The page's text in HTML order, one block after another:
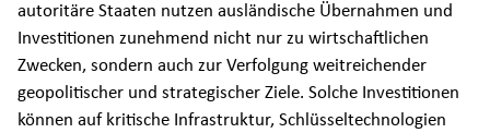
autoritäre Staaten nutzen ausländische Übernahmen und
Investitionen zunehmend nicht nur zu wirtschaftlichen
Zwecken, sondern auch zur Verfolgung weitreichender
geopolitischer und strategischer Ziele. Solche Investitionen
können auf kritische Infrastruktur, Schlüsseltechnologien